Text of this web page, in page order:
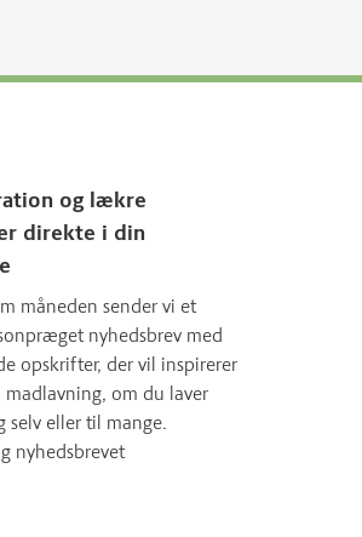
og lækre
direkte i din
måneden sender vi et
nyhedsbrev med
opskrifter, der vil inspirerer
madlavning, om du laver
selv eller til mange.
nyhedsbrevet